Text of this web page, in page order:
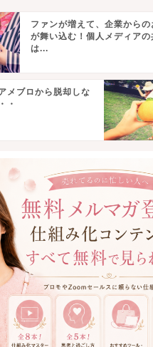
ファンが増えて、企業からの
が舞い込む！個人メディアの
は...
メブロから脱却しな
・